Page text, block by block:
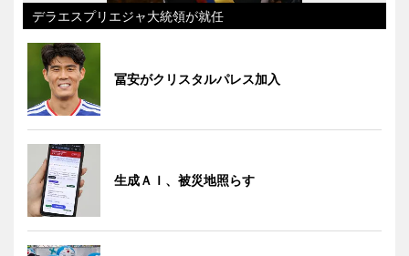
デラエスプリエジャ大統領が就任
冨安がクリスタルパレス加入
生成ＡＩ、被災地照らす